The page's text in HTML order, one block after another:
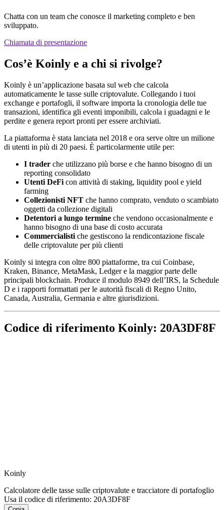
Chatta con un team che conosce il marketing completo e ben
sviluppato.
Chiamata di presentazione
Cos’è Koinly e a chi si rivolge?
Koinly è un’applicazione basata sul web che calcola
automaticamente le tasse sulle criptovalute. Collegando i tuoi
exchange e portafogli, il software importa la cronologia delle tue
transazioni, identifica gli eventi imponibili, calcola i guadagni e le
perdite e genera report pronti per essere archiviati.
La piattaforma è stata lanciata nel 2018 e ora serve oltre un milione
di utenti in più di 20 paesi. È particolarmente utile per:
I trader che utilizzano più borse e che hanno bisogno di un
reporting consolidato
Utenti DeFi con attività di staking, liquidity pool e yield
farming
Collezionisti NFT che hanno comprato, venduto o scambiato
oggetti da collezione digitali
Detentori a lungo termine che vendono occasionalmente e
hanno bisogno di una base di costo accurata
Commercialisti che gestiscono la rendicontazione fiscale
delle criptovalute per più clienti
Koinly si integra con oltre 800 piattaforme, tra cui Coinbase,
Kraken, Binance, MetaMask, Ledger e la maggior parte delle
principali blockchain. Produce il modulo 8949 dell’IRS, la Schedule
D e i rapporti formattati per le autorità fiscali di Regno Unito,
Canada, Australia, Germania e altre giurisdizioni.
Codice di riferimento Koinly: 20A3DF8F
Koinly
Calcolatore delle tasse sulle criptovalute e tracciatore di portafoglio
Usa il codice di riferimento: 20A3DF8F